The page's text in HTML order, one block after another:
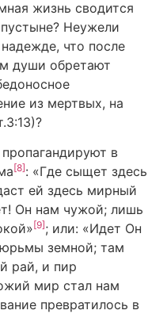
жизнь сводится
Неужели
что после
души обретают
из мертвых, на
в
[8]: «Где сыщет здесь
ей здесь мирный
Он нам чужой; лишь
[9]; или: «Идет Он
земной; там
рай, и пир
мир стал нам
превратилось в